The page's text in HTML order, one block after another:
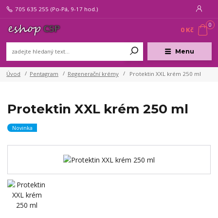
Menu
705 635 255 (Po-Pá, 9-17 hod.)
0
0 Kč
Úvod Pentagram Regenerační krémy Protektin XXL krém 250 ml
Protektin XXL krém 250 ml
Novinka